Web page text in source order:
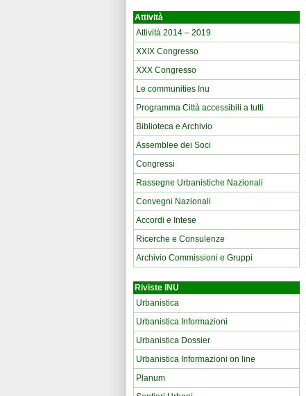
Attività
Attività 2014 – 2019
XXIX Congresso
XXX Congresso
Le communities Inu
Programma Città accessibili a tutti
Biblioteca e Archivio
Assemblee dei Soci
Congressi
Rassegne Urbanistiche Nazionali
Convegni Nazionali
Accordi e Intese
Ricerche e Consulenze
Archivio Commissioni e Gruppi
Riviste INU
Urbanistica
Urbanistica Informazioni
Urbanistica Dossier
Urbanistica Informazioni on line
Planum